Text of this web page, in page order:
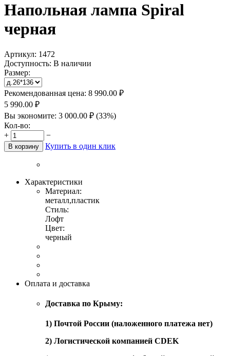
Напольная лампа Spiral
черная
Артикул: 1472
Доступность: В наличии
Размер:
Рекомендованная цена: 8 990.00 ₽
5 990.00 ₽
Вы экономите: 3 000.00 ₽ (33%)
Кол-во:
+
−
В корзину Купить в один клик
Характеристики
Материал:
металл,пластик
Стиль:
Лофт
Цвет:
черный
Оплата и доставка
Доставка по Крыму:
1) Почтой России (наложенного платежа нет)
2) Логистической компанией CDEK